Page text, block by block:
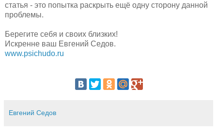
статья - это попытка раскрыть ещё одну сторону данной
проблемы.
Берегите себя и своих близких!
Искренне ваш Евгений Седов.
www.psichudo.ru
Евгений Седов